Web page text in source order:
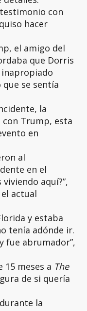
con
hacer
el amigo del
que Dorris
se sentía
la
con Trump, esta
en
al
en el
aquí?”,
actual
y estaba
tenía adónde ir.
fue abrumador”,
meses a The
de si quería
la